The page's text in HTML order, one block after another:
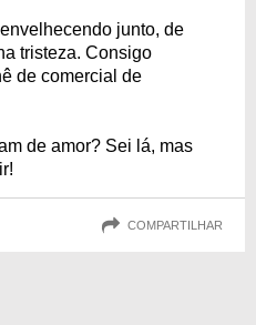
junto, de
tristeza. Consigo
de comercial de
de amor? Sei lá, mas
COMPARTILHAR